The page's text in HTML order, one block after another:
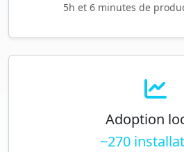
5h et 6 minutes de
Adoption
~270